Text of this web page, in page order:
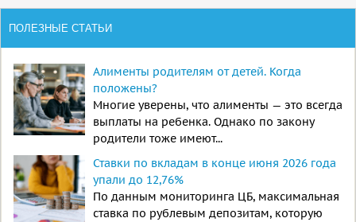
ПОЛЕЗНЫЕ СТАТЬИ
Алименты родителям от детей. Когда
положены?
Многие уверены, что алименты — это всегда
выплаты на ребенка. Однако по закону
родители тоже имеют...
Ставки по вкладам в конце июня 2026 года
упали до 12,76%
По данным мониторинга ЦБ, максимальная
ставка по рублевым депозитам, которую